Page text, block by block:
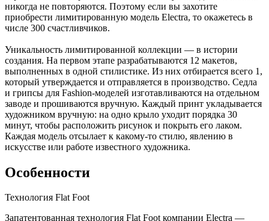
никогда не повторяются. Поэтому если вы захотите
приобрести лимитированную модель Electra, то окажетесь в
числе 300 счастливчиков.
Уникальность лимитированной коллекции — в истории
создания. На первом этапе разрабатываются 12 макетов,
выполненных в одной стилистике. Из них отбирается всего 1,
который утверждается и отправляется в производство. Седла
и грипсы для Fashion-моделей изготавливаются на отдельном
заводе и прошиваются вручную. Каждый принт укладывается
художником вручную: на одно крыло уходит порядка 30
минут, чтобы расположить рисунок и покрыть его лаком.
Каждая модель отсылает к какому-то стилю, явлению в
искусстве или работе известного художника.
Особенности
Технология Flat Foot
Запатентованная технология Flat Foot компании Electra —